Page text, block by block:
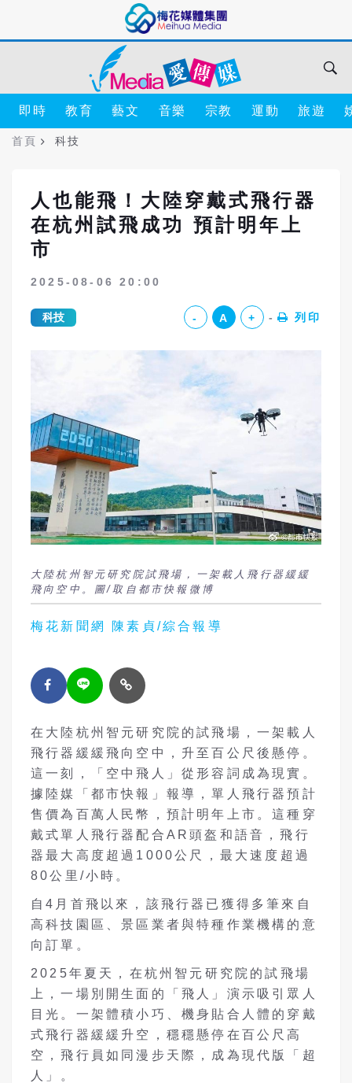
即時 教育 藝文 音樂 宗教 運動 旅遊
首頁 科技
人也能飛！大陸穿戴式飛行器
在杭州試飛成功 預計明年上
市
2025-08-06 20:00
科技 - A + 列印
大陸杭州智元研究院試飛場，一架載人飛行器緩緩
飛向空中。圖/取自都市快報微博
梅花新聞網 陳素貞/綜合報導
在大陸杭州智元研究院的試飛場，一架載人
飛行器緩緩飛向空中，升至百公尺後懸停。
這一刻，「空中飛人」從形容詞成為現實。
據陸媒「都市快報」報導，單人飛行器預計
售價為百萬人民幣，預計明年上市。這種穿
戴式單人飛行器配合AR頭盔和語音，飛行
器最大高度超過1000公尺，最大速度超過
80公里/小時。
自4月首飛以來，該飛行器已獲得多筆來自
高科技園區、景區業者與特種作業機構的意
向訂單。
2025年夏天，在杭州智元研究院的試飛場
上，一場別開生面的「飛人」演示吸引眾人
目光。一架體積小巧、機身貼合人體的穿戴
式飛行器緩緩升空，穩穩懸停在百公尺高
空，飛行員如同漫步天際，成為現代版「超
人」。